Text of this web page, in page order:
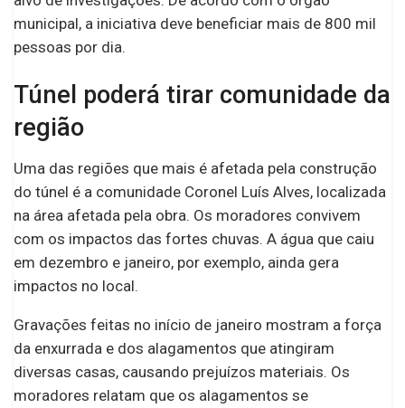
municipal, a iniciativa deve beneficiar mais de 800 mil
pessoas por dia.
Túnel poderá tirar comunidade da
região
Uma das regiões que mais é afetada pela construção
do túnel é a comunidade Coronel Luís Alves, localizada
na área afetada pela obra. Os moradores convivem
com os impactos das fortes chuvas. A água que caiu
em dezembro e janeiro, por exemplo, ainda gera
impactos no local.
Gravações feitas no início de janeiro mostram a força
da enxurrada e dos alagamentos que atingiram
diversas casas, causando prejuízos materiais. Os
moradores relatam que os alagamentos se